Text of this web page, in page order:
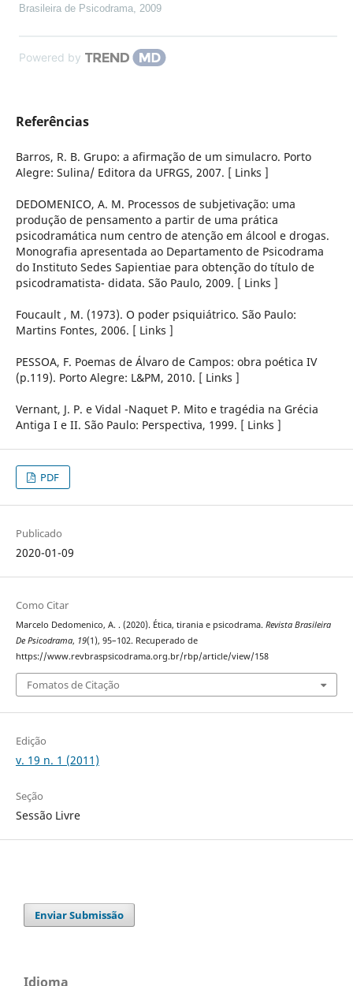
Brasileira de Psicodrama, 2009
Powered by
Referências
Barros, R. B. Grupo: a afirmação de um simulacro. Porto
Alegre: Sulina/ Editora da UFRGS, 2007. [ Links ]
DEDOMENICO, A. M. Processos de subjetivação: uma
produção de pensamento a partir de uma prática
psicodramática num centro de atenção em álcool e drogas.
Monografia apresentada ao Departamento de Psicodrama
do Instituto Sedes Sapientiae para obtenção do título de
psicodramatista- didata. São Paulo, 2009. [ Links ]
Foucault , M. (1973). O poder psiquiátrico. São Paulo:
Martins Fontes, 2006. [ Links ]
PESSOA, F. Poemas de Álvaro de Campos: obra poética IV
(p.119). Porto Alegre: L&PM, 2010. [ Links ]
Vernant, J. P. e Vidal -Naquet P. Mito e tragédia na Grécia
Antiga I e II. São Paulo: Perspectiva, 1999. [ Links ]
PDF
Publicado
2020-01-09
Como Citar
Marcelo Dedomenico, A. . (2020). Ética, tirania e psicodrama. Revista Brasileira
De Psicodrama, 19(1), 95–102. Recuperado de
https://www.revbraspsicodrama.org.br/rbp/article/view/158
Fomatos de Citação
Edição
v. 19 n. 1 (2011)
Seção
Sessão Livre
Enviar Submissão
Idioma